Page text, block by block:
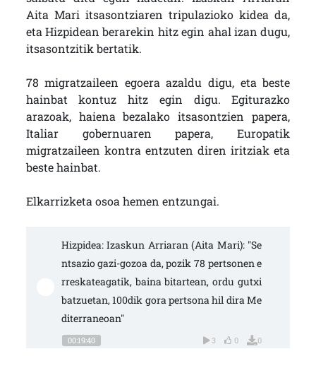
Aita Mari itsasontziaren tripulazioko kidea da,
eta Hizpidean berarekin hitz egin ahal izan dugu,
itsasontzitik bertatik.
78 migratzaileen egoera azaldu digu, eta beste
hainbat kontuz hitz egin digu. Egiturazko
arazoak, haiena bezalako itsasontzien papera,
Italiar gobernuaren papera, Europatik
migratzaileen kontra entzuten diren iritziak eta
beste hainbat.
Elkarrizketa osoa hemen entzungai.
Hizpidea: Izaskun Arriaran (Aita Mari): "Se
ntsazio gazi-gozoa da, pozik 78 pertsonen e
rreskateagatik, baina bitartean, ordu gutxi
batzuetan, 100dik gora pertsona hil dira Me
diterraneoan"
00:19:40 3 0 0